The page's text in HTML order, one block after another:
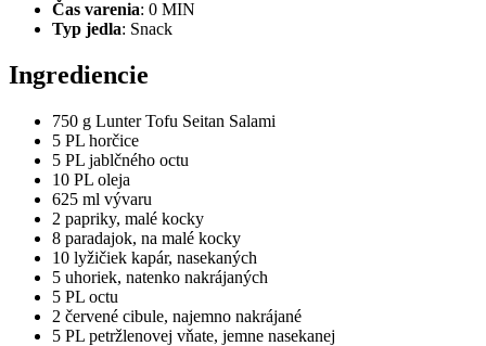
Čas varenia: 0 MIN
Typ jedla: Snack
Ingrediencie
750 g Lunter Tofu Seitan Salami
5 PL horčice
5 PL jablčného octu
10 PL oleja
625 ml vývaru
2 papriky, malé kocky
8 paradajok, na malé kocky
10 lyžičiek kapár, nasekaných
5 uhoriek, natenko nakrájaných
5 PL octu
2 červené cibule, najemno nakrájané
5 PL petržlenovej vňate, jemne nasekanej